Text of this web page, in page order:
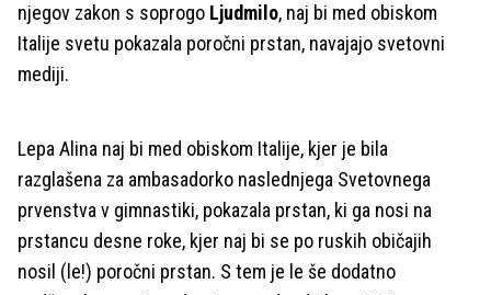
njegov zakon s soprogo Ljudmilo, naj bi med obiskom
Italije svetu pokazala poročni prstan, navajajo svetovni
mediji.
Lepa Alina naj bi med obiskom Italije, kjer je bila
razglašena za ambasadorko naslednjega Svetovnega
prvenstva v gimnastiki, pokazala prstan, ki ga nosi na
prstancu desne roke, kjer naj bi se po ruskih običajih
nosil (le!) poročni prstan. S tem je le še dodatno